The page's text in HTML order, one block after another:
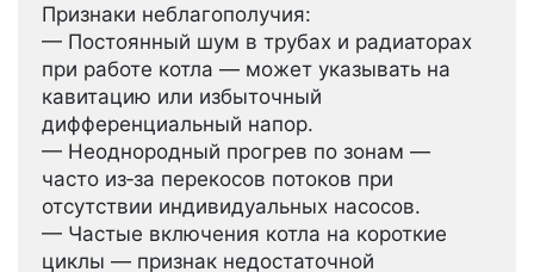
Признаки неблагополучия:
— Постоянный шум в трубах и радиаторах
при работе котла — может указывать на
кавитацию или избыточный
дифференциальный напор.
— Неоднородный прогрев по зонам —
часто из‑за перекосов потоков при
отсутствии индивидуальных насосов.
— Частые включения котла на короткие
циклы — признак недостаточной